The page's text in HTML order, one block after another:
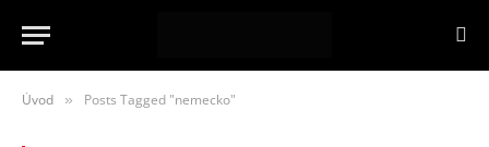
Úvod » Posts Tagged "nemecko"